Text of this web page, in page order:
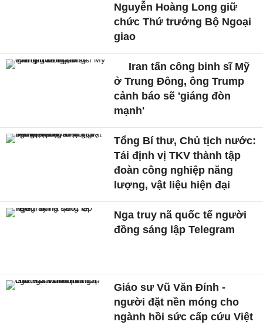
Nguyễn Hoàng Long giữ
chức Thứ trưởng Bộ Ngoại
giao
Iran tấn công binh sĩ Mỹ
ở Trung Đông, ông Trump
cảnh báo sẽ 'giáng đòn
mạnh'
Tổng Bí thư, Chủ tịch nước:
Tái định vị TKV thành tập
đoàn công nghiệp năng
lượng, vật liệu hiện đại
Nga truy nã quốc tế người
đồng sáng lập Telegram
Giáo sư Vũ Văn Đính -
người đặt nền móng cho
ngành hồi sức cấp cứu Việt